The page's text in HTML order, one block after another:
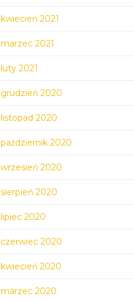
kwiecień 2021
marzec 2021
luty 2021
grudzień 2020
listopad 2020
październik 2020
wrzesień 2020
sierpień 2020
lipiec 2020
czerwiec 2020
kwiecień 2020
marzec 2020